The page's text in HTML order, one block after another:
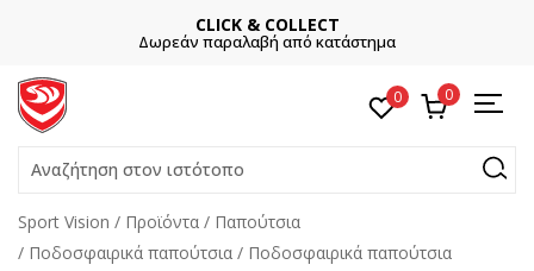
CLICK & COLLECT
Δωρεάν παραλαβή από κατάστημα
0 0
Αναζήτηση στον ιστότοπο
Sport Vision Προϊόντα
Παπούτσια
Ποδοσφαιρικά παπούτσια
Ποδοσφαιρικά παπούτσια